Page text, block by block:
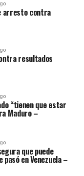
arresto contra
resultados
“tienen que estar
Maduro –
que puede
en Venezuela –